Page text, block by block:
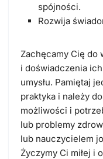
spójności.
Rozwija
Zachęcamy Cię do
i doświadczenia
umysłu. Pamiętaj
praktyka i należy
możliwości i
lub problemy
lub nauczycielem
Życzymy Ci miłej i